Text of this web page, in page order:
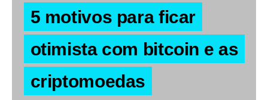
5 motivos para ficar
otimista com bitcoin e as
criptomoedas